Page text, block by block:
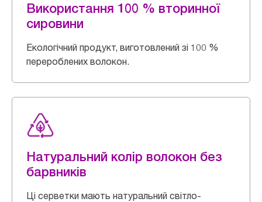
Використання 100 % вторинної
сировини
Екологічний продукт, виготовлений зі 100 %
перероблених волокон.
Натуральний колір волокон без
барвників
Ці серветки мають натуральний світло-